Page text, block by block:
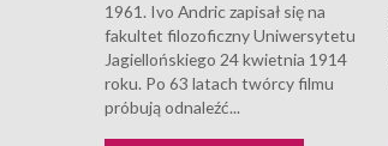
1961. Ivo Andric zapisał się na
fakultet filozoficzny Uniwersytetu
Jagiellońskiego 24 kwietnia 1914
roku. Po 63 latach twórcy filmu
próbują odnaleźć...